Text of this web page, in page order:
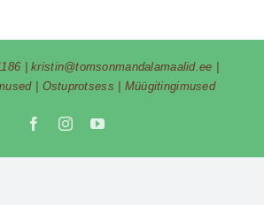
|kristin@tomsonmandalamaalid.ee
| Ostuprotsess Müügitingimused
FacebookInstagramYouTube